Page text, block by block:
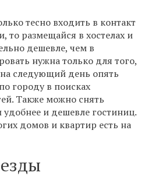
тесно входить в контакт
размещайся в хостелах и
дешевле, чем в
нужна только для того,
следующий день опять
городу в поисках
Также можно снять
и дешевле гостиниц.
домов и квартир есть на